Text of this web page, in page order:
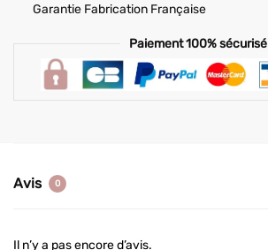
Garantie Fabrication Française
Paiement 100% sécurisé
Avis 0
Il n’y a pas encore d’avis.